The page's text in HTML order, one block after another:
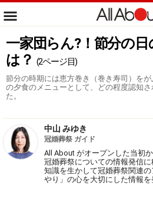
一家団らん?！節分の
は？ (2ページ目)
節分の時期には恵方巻き（巻き寿司）を
の夕食のメニューとして、どの程度認知
た。
中山 みゆき
冠婚葬祭 ガイド
All About がオープンした当初
冠婚葬祭についての情報発信
知識を生かして冠婚葬祭関連
やり」の心を大切にした情報を